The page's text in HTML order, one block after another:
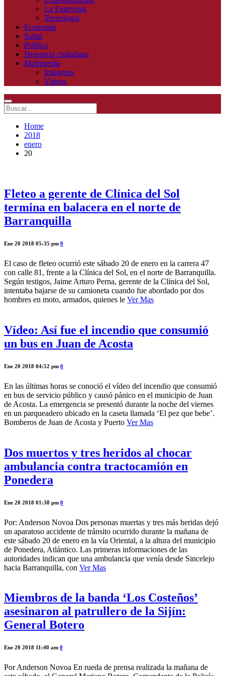
La Entrevista
Tecnologia
Economía
Salud
Política
Denuncia ciudadana
Multimedia
Imágenes
Videos
Home
2018
enero
20
Fleteo a gerente de Clínica del Sol
termina en balacera en el norte de
Barranquilla
Ene 20 2018 05:35 pm 0
El caso de fleteo ocurrió este sábado 20 de enero en la carrera 47
con calle 81, frente a la Clínica del Sol, en el norte de Barranquilla.
Según testigos, Jaime Arturo Perna, gerente de la Clínica del Sol,
intentaba bajarse de su camioneta cuando fue abordado por dos
hombres en moto, armados, quienes le Ver Mas
Vídeo: Así fue el incendio que consumió
un bus en Juan de Acosta
Ene 20 2018 04:52 pm 0
En las últimas horas se conoció el vídeo del incendio que consumió
en bus de servicio público y causó pánico en el municipio de Juan
de Acosta. La emergencia se presentó durante la noche del viernes
en un parqueadero ubicado en la caseta llamada ‘El pez que bebe’.
Bomberos de Juan de Acosta y Puerto Ver Mas
Dos muertos y tres heridos al chocar
ambulancia contra tractocamión en
Ponedera
Ene 20 2018 01:38 pm 0
Por: Anderson Novoa Dos personas muertas y tres más heridas dejó
un aparatoso accidente de tránsito ocurrido durante la mañana de
este sábado 20 de enero en la vía Oriental, a la altura del municipio
de Ponedera, Atlántico. Las primeras informaciones de las
autoridades indican que una ambulancia que venía desde Sincelejo
hacia Barranquilla, con Ver Mas
Miembros de la banda ‘Los Costeños’
asesinaron al patrullero de la Sijín:
General Botero
Ene 20 2018 11:40 am 0
Por Anderson Novoa En rueda de prensa realizada la mañana de